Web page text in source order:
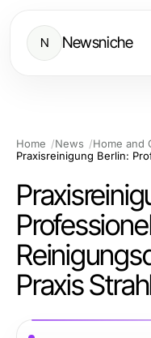
N Newsniche
Home News
Home and
Praxis